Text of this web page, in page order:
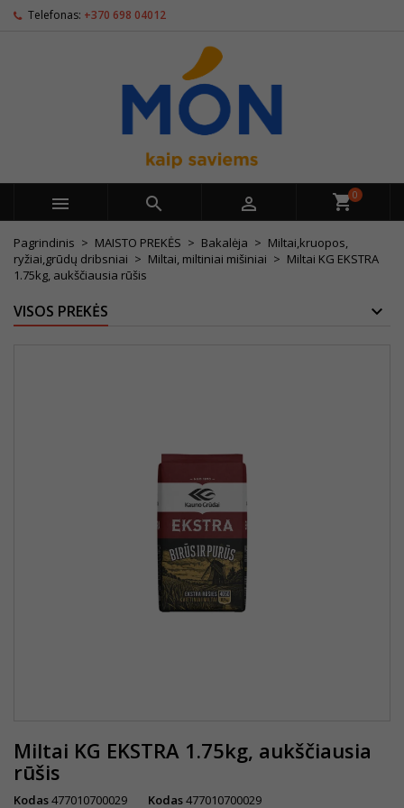
Telefonas: +370 698 04012
   0
Pagrindinis MAISTO PREKĖS Bakalėja
Miltai,kruopos,
ryžiai,grūdų dribsniai
Miltai, miltiniai mišiniai
Miltai KG EKSTRA
1.75kg, aukščiausia rūšis
VISOS PREKĖS
Miltai KG EKSTRA 1.75kg, aukščiausia
rūšis
Kodas477010700029 Kodas477010700029